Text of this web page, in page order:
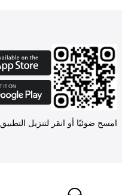
امسح ضوئيًا أو انقر لتنزيل التطبيق